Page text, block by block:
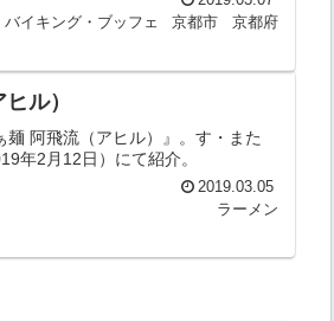
バイキング・ブッフェ 京都市 京都府
ル）
阿飛流（アヒル）』。す・また
年2月12日）にて紹介。
2019.03.05
ラーメン